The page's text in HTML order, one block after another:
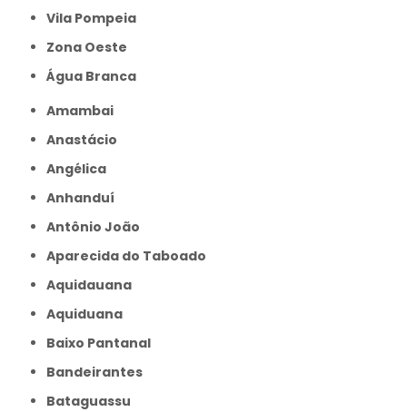
Vila Pompeia
Zona Oeste
Água Branca
Amambai
Anastácio
Angélica
Anhanduí
Antônio João
Aparecida do Taboado
Aquidauana
Aquiduana
Baixo Pantanal
Bandeirantes
Bataguassu